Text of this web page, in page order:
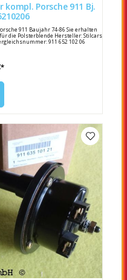
Porsche 911 Bj.
911 Baujahr 74-86 Sie erhalten
die Polsterblende Hersteller: Stilcars
911 652 102 06